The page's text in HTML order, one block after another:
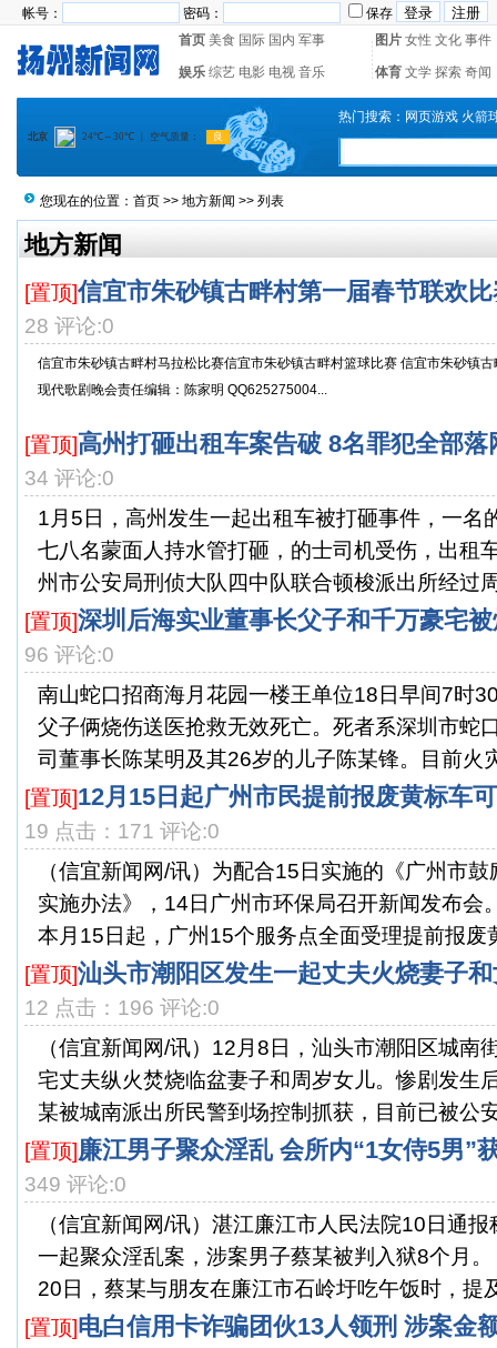
帐号： 密码：
保存
首页 美食 国际 国内 军事 图片 女性 文化 事件
娱乐 综艺 电影 电视 音乐 体育 文学 探索 奇闻
热门搜索： 网页游戏 火箭
您现在的位置： 首页 >> 地方新闻 >> 列表
地方新闻
[置顶]信宜市朱砂镇古畔村第一届春节联欢
28 评论:0
信宜市朱砂镇古畔村马拉松比赛信宜市朱砂镇古畔村篮球比赛 信宜市朱砂镇
现代歌剧晚会责任编辑：陈家明 QQ625275004...
[置顶]高州打砸出租车案告破 8名罪犯全部落
34 评论:0
1月5日，高州发生一起出租车被打砸事件，一名
七八名蒙面人持水管打砸，的士司机受伤，出租
州市公安局刑侦大队四中队联合顿梭派出所经过
[置顶]深圳后海实业董事长父子和千万豪宅
96 评论:0
南山蛇口招商海月花园一楼王单位18日早间7时
父子俩烧伤送医抢救无效死亡。死者系深圳市蛇
司董事长陈某明及其26岁的儿子陈某锋。目前火
[置顶]12月15日起广州市民提前报废黄标车
19 点击：171 评论:0
（信宜新闻网/讯）为配合15日实施的《广州市
实施办法》，14日广州市环保局召开新闻发布会
本月15日起，广州15个服务点全面受理提前报废
[置顶]汕头市潮阳区发生一起丈夫火烧妻子
12 点击：196 评论:0
（信宜新闻网/讯）12月8日，汕头市潮阳区城南
宅丈夫纵火焚烧临盆妻子和周岁女儿。惨剧发生
某被城南派出所民警到场控制抓获，目前已被公
[置顶]廉江男子聚众淫乱 会所内“1女侍5男”
349 评论:0
（信宜新闻网/讯）湛江廉江市人民法院10日通
一起聚众淫乱案，涉案男子蔡某被判入狱8个
20日，蔡某与朋友在廉江市石岭圩吃午饭时，提
[置顶]电白信用卡诈骗团伙13人领刑 涉案金